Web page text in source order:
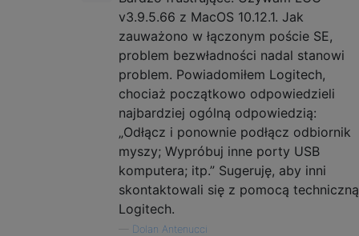
v3.9.5.66 z MacOS 10.12.1. Jak
zauważono w łączonym poście SE,
problem bezwładności nadal stanowi
problem. Powiadomiłem Logitech,
chociaż początkowo odpowiedzieli
najbardziej ogólną odpowiedzią:
„Odłącz i ponownie podłącz odbiornik
myszy; Wypróbuj inne porty USB
komputera; itp.” Sugeruję, aby inni
skontaktowali się z pomocą techniczną
Logitech.
Dolan Antenucci